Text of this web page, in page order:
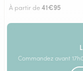
À partir de41€95
Commandez avant